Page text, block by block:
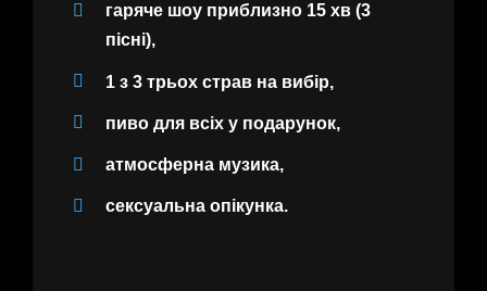
гаряче шоу приблизно 15 хв (3
пісні),
1 з 3 трьох страв на вибір,
пиво для всіх у подарунок,
атмосферна музика,
сексуальна опікунка.